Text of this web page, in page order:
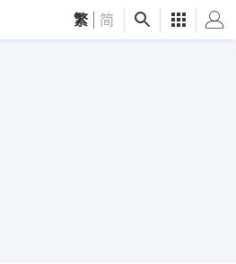
繁 简